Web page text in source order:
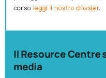
corso leggi il nostro dossier.
Il Resource Centre
media